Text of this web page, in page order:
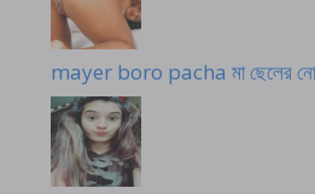
mayer boro pacha মা ছেলের